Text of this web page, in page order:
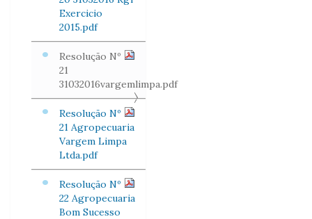
Exercicio
2015.pdf
Resolução Nº
21
31032016vargemlimpa.pdf
Resolução Nº
21 Agropecuaria
Vargem Limpa
Ltda.pdf
Resolução Nº
22 Agropecuaria
Bom Sucesso